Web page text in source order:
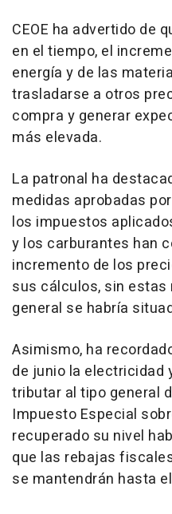
CEOE ha advertido de
en el tiempo, el
energía y de las
trasladarse a otros
compra y generar
más elevada.
La patronal ha
medidas aprobadas
los impuestos
y los carburantes han
incremento de los
sus cálculos, sin
general se habría
Asimismo, ha
de junio la electricidad
tributar al tipo general
Impuesto Especial
recuperado su nivel
que las rebajas
se mantendrán hasta